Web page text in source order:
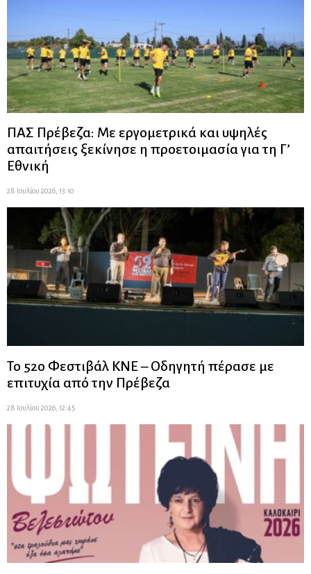
ΠΑΣ Πρέβεζα: Με εργομετρικά και υψηλές
απαιτήσεις ξεκίνησε η προετοιμασία για τη Γ’
Εθνική
28 Ιουλίου 2026, 13:10
Το 52ο Φεστιβάλ ΚΝΕ – Οδηγητή πέρασε με
επιτυχία από την Πρέβεζα
28 Ιουλίου 2026, 12:45